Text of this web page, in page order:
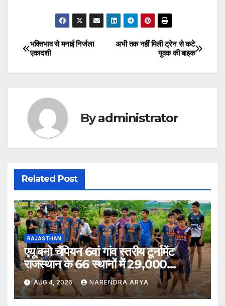
Post
navigation
अभी तक नहीं मिली ट्रेन से कटे
युवक की बाइक
भक्तिभाव से मनाई निर्जला
एकादशी
Byadministrator
Related Post
RAJASTHAN
एयू बनो चैंपियन 6वां गांव स्तरीय टूर्नामेंट
राजस्थान के 66 स्थानों में 29,000
खिलाड़ियों की भागीदारी के साथ संपन्न हुआ
AUG 4, 2026 NARENDRA ARYA